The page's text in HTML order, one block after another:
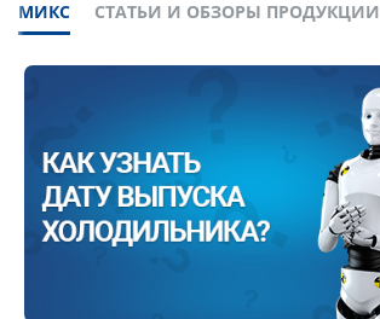
МИКС СТАТЬИ И ОБЗОРЫ ПРОДУКЦИИ